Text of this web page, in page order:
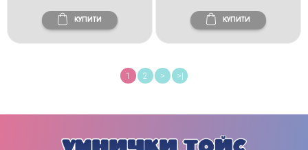
КУПИТИ КУПИТИ
1 2 > >|